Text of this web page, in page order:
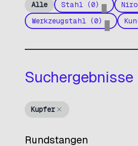
Alle Stahl (0)
Werkzeugstahl (0)
Suchergebnisse
Kupfer
Rundstangen